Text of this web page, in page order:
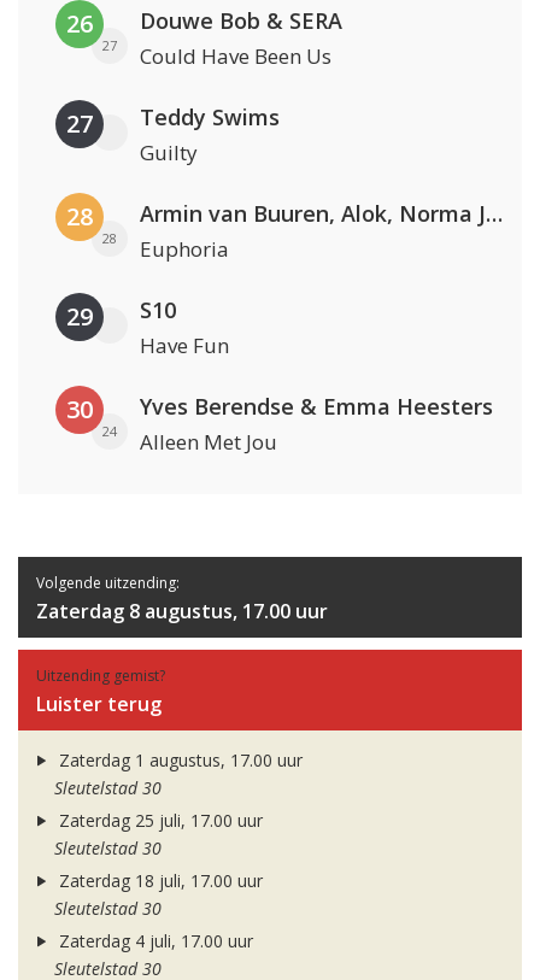
26
27
Douwe Bob & SERA
Could Have Been Us
27 Teddy Swims
Guilty
28
28
Armin van Buuren, Alok, Norma Jean Martine & LAWRENT
Euphoria
29 S10
Have Fun
30
24
Yves Berendse & Emma Heesters
Alleen Met Jou
Volgende uitzending:
Zaterdag 8 augustus, 17.00 uur
Uitzending gemist?
Luister terug
Zaterdag 1 augustus, 17.00 uur
Sleutelstad 30
Zaterdag 25 juli, 17.00 uur
Sleutelstad 30
Zaterdag 18 juli, 17.00 uur
Sleutelstad 30
Zaterdag 4 juli, 17.00 uur
Sleutelstad 30